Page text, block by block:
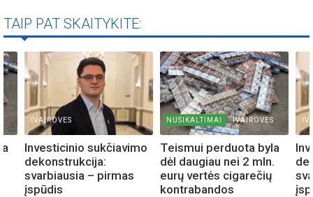
TAIP PAT SKAITYKITE:
IVAIROVES
Investicinio sukčiavimo
dekonstrukcija:
svarbiausia – pirmas
įspūdis
NUSIKALTIMAI IVAIROVES
Teismui perduota byla
dėl daugiau nei 2 mln.
eurų vertės cigarečių
kontrabandos